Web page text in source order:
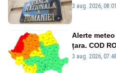
pentru
3 aug. 2026, 08:01
Alerte
țara. COD
3 aug. 2026, 07:48